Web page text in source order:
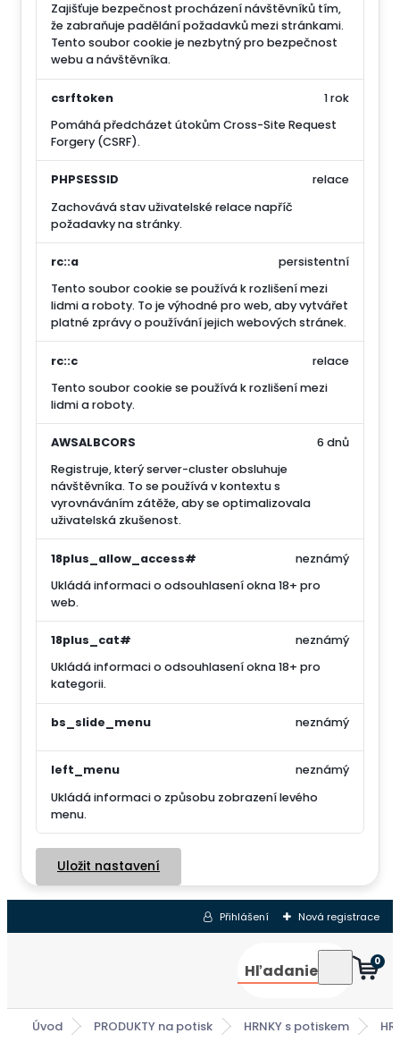
Zajišťuje bezpečnost procházení návštěvníků tím,
že zabraňuje padělání požadavků mezi stránkami.
Tento soubor cookie je nezbytný pro bezpečnost
webu a návštěvníka.
csrftoken
Pomáhá předcházet útokům Cross-Site Request
Forgery (CSRF).
1 rok
PHPSESSID
Zachovává stav uživatelské relace napříč
požadavky na stránky.
relace
rc::a
Tento soubor cookie se používá k rozlišení mezi
lidmi a roboty. To je výhodné pro web, aby vytvářet
platné zprávy o používání jejich webových stránek.
persistentní
rc::c
Tento soubor cookie se používá k rozlišení mezi
lidmi a roboty.
relace
AWSALBCORS
Registruje, který server-cluster obsluhuje
návštěvníka. To se používá v kontextu s
vyrovnáváním zátěže, aby se optimalizovala
uživatelská zkušenost.
6 dnů
18plus_allow_access#
Ukládá informaci o odsouhlasení okna 18+ pro
web.
neznámý
18plus_cat#
Ukládá informaci o odsouhlasení okna 18+ pro
kategorii.
neznámý
bs_slide_menu neznámý
left_menu
Ukládá informaci o způsobu zobrazení levého
menu.
neznámý
Uložit nastavení
Přihlášení Nová registrace
Hľadanie 0
Úvod PRODUKTY na potisk HRNKY s potiskem